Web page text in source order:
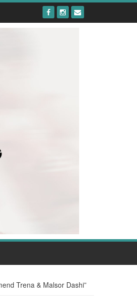
Trena & Malsor Dashi”